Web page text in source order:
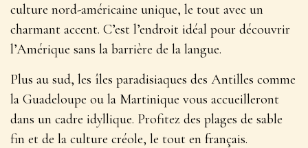
culture nord-américaine unique, le tout avec un
charmant accent. C’est l’endroit idéal pour découvrir
l’Amérique sans la barrière de la langue.
Plus au sud, les îles paradisiaques des Antilles comme
la Guadeloupe ou la Martinique vous accueilleront
dans un cadre idyllique. Profitez des plages de sable
fin et de la culture créole, le tout en français.